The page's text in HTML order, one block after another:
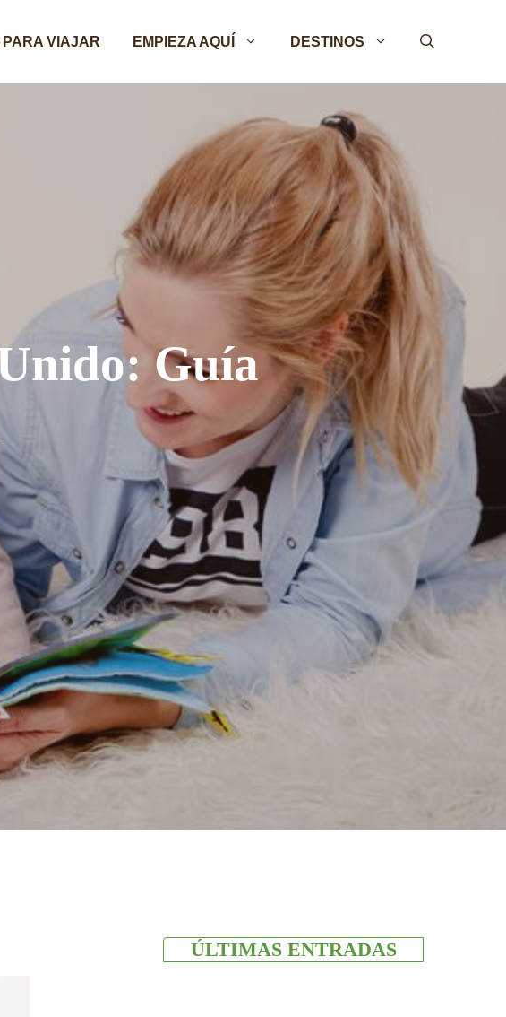
VIAJAR EMPIEZA AQUÍ DESTINOS
Guía
ÚLTIMAS ENTRADAS